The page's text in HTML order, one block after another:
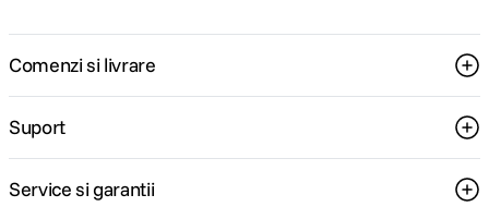
Comenzi si livrare
Suport
Service si garantii